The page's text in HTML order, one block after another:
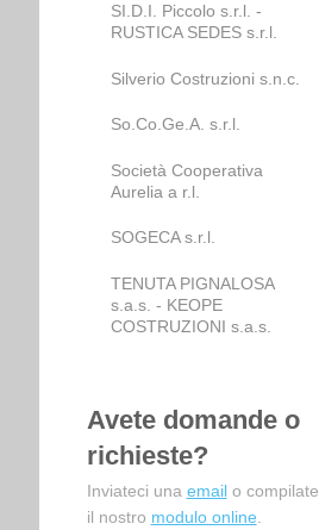
SI.D.I. Piccolo s.r.l. -
RUSTICA SEDES s.r.l.
Silverio Costruzioni s.n.c.
So.Co.Ge.A. s.r.l.
Società Cooperativa
Aurelia a r.l.
SOGECA s.r.l.
TENUTA PIGNALOSA
s.a.s. - KEOPE
COSTRUZIONI s.a.s.
Avete domande o
richieste?
Inviateci una emailo compilate
il nostro modulo online.